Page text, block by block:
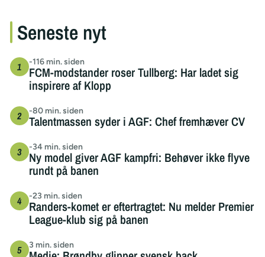
Seneste nyt
-116 min. siden
FCM-modstander roser Tullberg: Har ladet sig
inspirere af Klopp
-80 min. siden
Talentmassen syder i AGF: Chef fremhæver CV
-34 min. siden
Ny model giver AGF kampfri: Behøver ikke flyve
rundt på banen
-23 min. siden
Randers-komet er eftertragtet: Nu melder Premier
League-klub sig på banen
3 min. siden